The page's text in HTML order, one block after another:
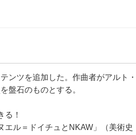
ンツを追加した。作曲者がアルト・
盤石のものとする。
る！
エル＝ドイチュとNKAW」（美術史